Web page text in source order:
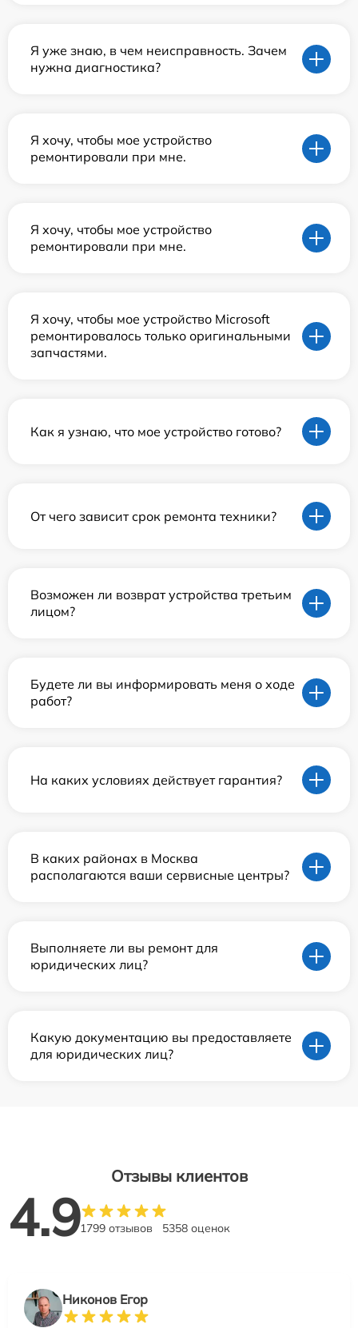
Я уже знаю, в чем неисправность. Зачем
нужна диагностика?
Я хочу, чтобы мое устройство
ремонтировали при мне.
Я хочу, чтобы мое устройство
ремонтировали при мне.
Я хочу, чтобы мое устройство Microsoft
ремонтировалось только оригинальными
запчастями.
Как я узнаю, что мое устройство готово?
От чего зависит срок ремонта техники?
Возможен ли возврат устройства третьим
лицом?
Будете ли вы информировать меня о ходе
работ?
На каких условиях действует гарантия?
В каких районах в Москва
располагаются ваши сервисные центры?
Выполняете ли вы ремонт для
юридических лиц?
Какую документацию вы предоставляете
для юридических лиц?
Отзывы клиентов
4.91799 отзывов 5358 оценок
Никонов Егор